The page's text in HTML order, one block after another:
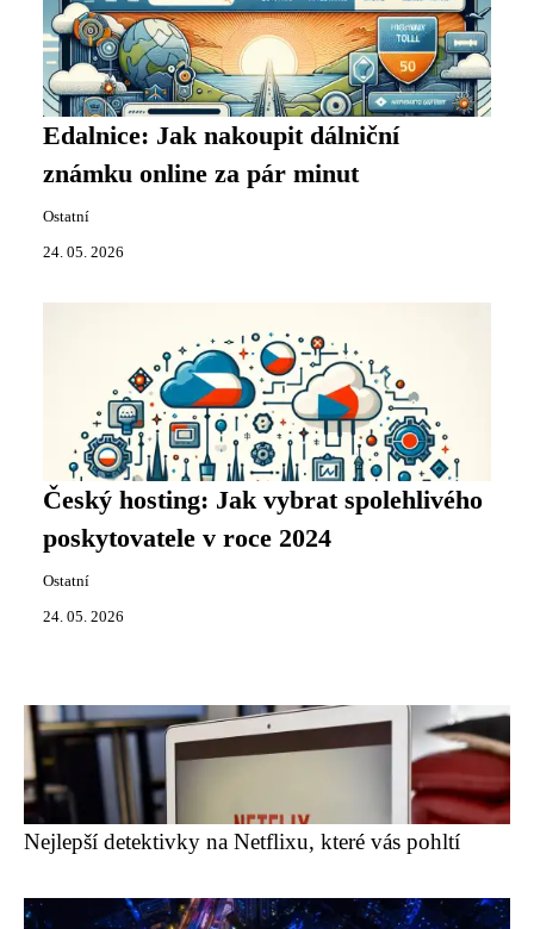
Edalnice: Jak nakoupit dálniční
známku online za pár minut
Ostatní
24. 05. 2026
Český hosting: Jak vybrat spolehlivého
poskytovatele v roce 2024
Ostatní
24. 05. 2026
Nejlepší detektivky na Netflixu, které vás pohltí